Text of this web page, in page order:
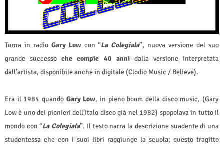
Torna in radio Gary Lowcon “La Colegiala”, nuova versione del suo
grande successoche compie 40 annidalla versione interpretata
dall’artista, disponibile anche in digitale (Clodio Music / Believe).
Era il 1984 quando Gary Low, in pieno boom della disco music, (Gary
Low è uno dei pionieri dell’italo disco già nel 1982) spopolava in tutto il
mondo con “La Colegiala”. Il testo narra la descrizione suadente di una
studentessa che con i suoi libri raggiunge la scuola; questo tragitto